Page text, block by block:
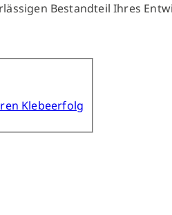
Bestandteil Ihres
Klebeerfolg